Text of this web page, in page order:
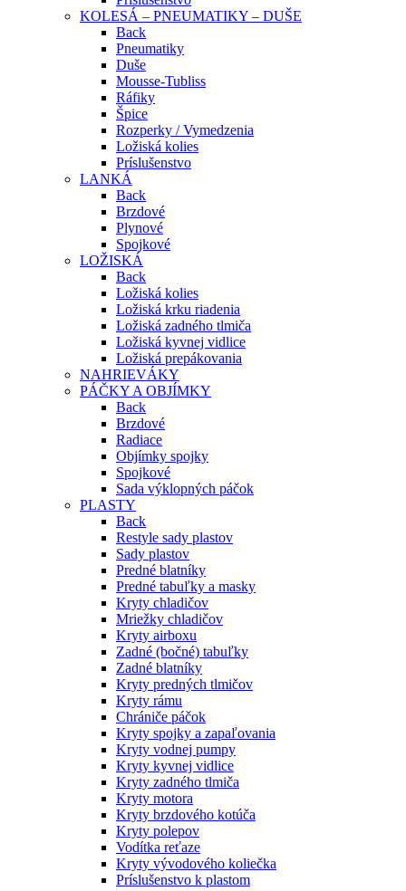
KOLESÁ – PNEUMATIKY – DUŠE
Back
Pneumatiky
Duše
Mousse-Tubliss
Ráfiky
Špice
Rozperky / Vymedzenia
Ložiská kolies
Príslušenstvo
LANKÁ
Back
Brzdové
Plynové
Spojkové
LOŽISKÁ
Back
Ložiská kolies
Ložiská krku riadenia
Ložiská zadného tlmiča
Ložiská kyvnej vidlice
Ložiská prepákovania
NAHRIEVÁKY
PÁČKY A OBJÍMKY
Back
Brzdové
Radiace
Objímky spojky
Spojkové
Sada výklopných páčok
PLASTY
Back
Restyle sady plastov
Sady plastov
Predné blatníky
Predné tabuľky a masky
Kryty chladičov
Mriežky chladičov
Kryty airboxu
Zadné (bočné) tabuľky
Zadné blatníky
Kryty predných tlmičov
Kryty rámu
Chrániče páčok
Kryty spojky a zapaľovania
Kryty vodnej pumpy
Kryty kyvnej vidlice
Kryty zadného tlmiča
Kryty motora
Kryty brzdového kotúča
Kryty polepov
Vodítka reťaze
Kryty vývodového koliečka
Príslušenstvo k plastom